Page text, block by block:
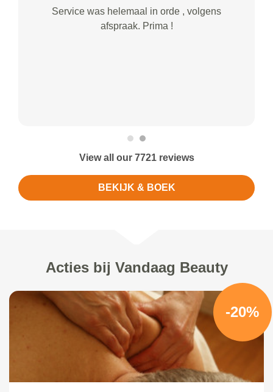
Service was helemaal in orde , volgens
afspraak. Prima !
View all our 7721 reviews
BEKIJK & BOEK
Acties bij Vandaag Beauty
-20%